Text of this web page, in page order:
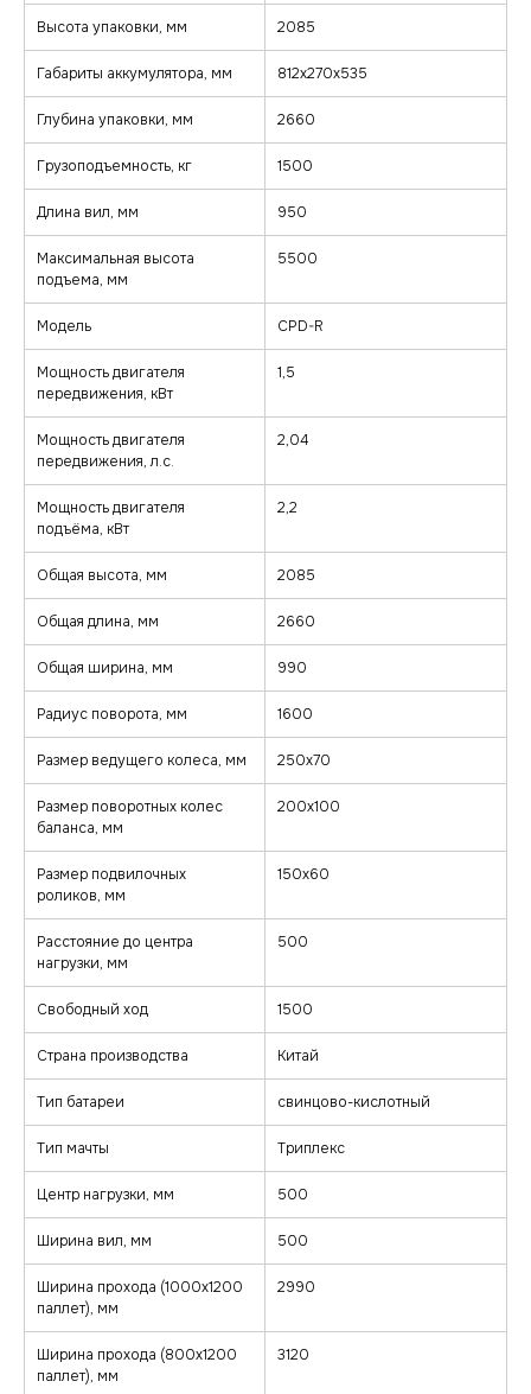
Высота упаковки, мм 2085
Габариты аккумулятора, мм 812х270х535
Глубина упаковки, мм 2660
Грузоподъемность, кг 1500
Длина вил, мм 950
Максимальная высота
подъема, мм
5500
Модель CPD-R
Мощность двигателя
передвижения, кВт
1,5
Мощность двигателя
передвижения, л.с.
2,04
Мощность двигателя
подъёма, кВт
2,2
Общая высота, мм 2085
Общая длина, мм 2660
Общая ширина, мм 990
Радиус поворота, мм 1600
Размер ведущего колеса, мм 250х70
Размер поворотных колес
баланса, мм
200х100
Размер подвилочных
роликов, мм
150х60
Расстояние до центра
нагрузки, мм
500
Свободный ход 1500
Страна производства Китай
Тип батареи свинцово-кислотный
Тип мачты Триплекс
Центр нагрузки, мм 500
Ширина вил, мм 500
Ширина прохода (1000х1200
паллет), мм
2990
Ширина прохода (800х1200
паллет), мм
3120
Покупателям
Каталог
О компании
Лизинг
Доставка и оплата
Контакты
Каталог
Тележки
zakaz@minkar.su
+7 (495) 157-70-97